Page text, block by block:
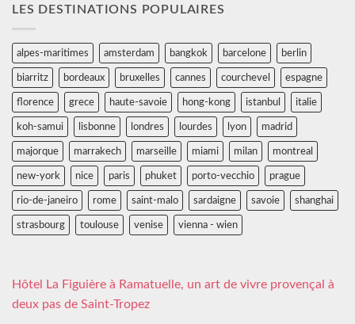
LES DESTINATIONS POPULAIRES
alpes-maritimes amsterdam bangkok barcelone berlin
biarritz bordeaux bruxelles cannes courchevel espagne
florence grece haute-savoie hong-kong istanbul italie
koh-samui lisbonne londres lourdes lyon madrid
majorque marrakech marseille miami milan montreal
new-york nice paris phuket porto-vecchio prague
rio-de-janeiro rome saint-malo sardaigne savoie shanghai
strasbourg toulouse venise vienna - wien
Hôtel La Figuière à Ramatuelle, un art de vivre provençal à
deux pas de Saint-Tropez